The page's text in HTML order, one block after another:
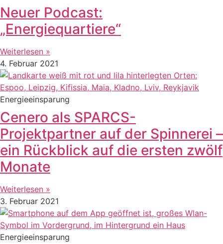
Neuer Podcast:
„Energiequartiere“
Weiterlesen »
4. Februar 2021
Energieeinsparung
Cenero als SPARCS-
Projektpartner auf der Spinnerei –
ein Rückblick auf die ersten zwölf
Monate
Weiterlesen »
3. Februar 2021
Energieeinsparung